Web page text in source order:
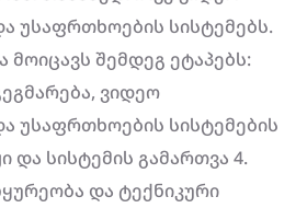
უსაფრთხოების სისტემებს.
მოიცავს შემდეგ ეტაპებს:
ვიდეო
უსაფრთხოების სისტემების
და სისტემის გამართვა 4.
და ტექნიკური